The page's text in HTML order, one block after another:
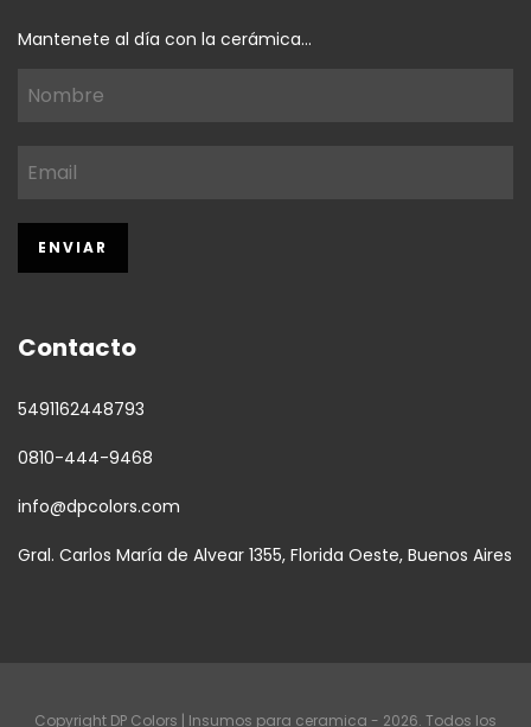
Mantenete al día con la cerámica...
Contacto
5491162448793
0810-444-9468
info@dpcolors.com
Gral. Carlos María de Alvear 1355, Florida Oeste, Buenos Aires
Copyright DP Colors | Insumos para ceramica - 2026. Todos los